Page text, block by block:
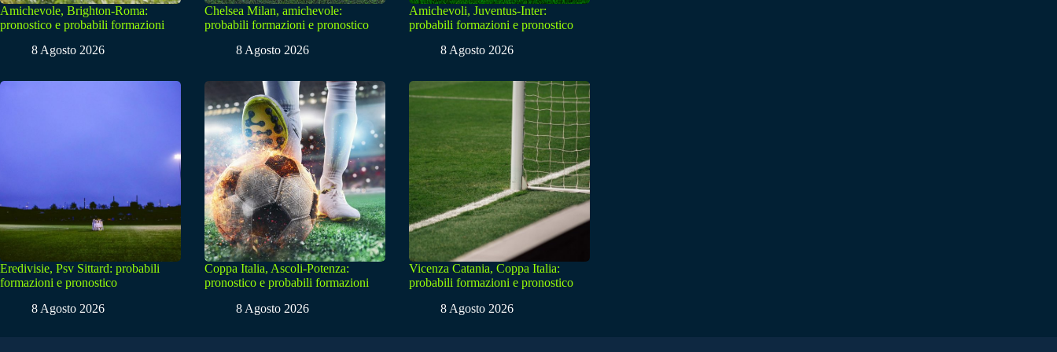
Amichevole, Brighton-Roma:
pronostico e probabili formazioni
8 Agosto 2026
Chelsea Milan, amichevole:
probabili formazioni e pronostico
8 Agosto 2026
Amichevoli, Juventus-Inter:
probabili formazioni e pronostico
8 Agosto 2026
Eredivisie, Psv Sittard: probabili
formazioni e pronostico
8 Agosto 2026
Coppa Italia, Ascoli-Potenza:
pronostico e probabili formazioni
8 Agosto 2026
Vicenza Catania, Coppa Italia:
probabili formazioni e pronostico
8 Agosto 2026